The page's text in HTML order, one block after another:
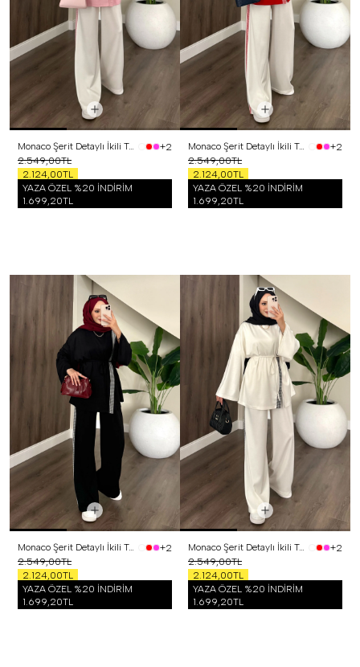
Monaco Şerit Detaylı İkili Takım Pembe
+2
2.549,00TL
2.124,00TL
YAZA ÖZEL %20 İNDİRİM
1.699,20TL
Monaco Şerit Detaylı İkili Takım Kırmızı
+2
2.549,00TL
2.124,00TL
YAZA ÖZEL %20 İNDİRİM
1.699,20TL
Monaco Şerit Detaylı İkili Takım Siyah
+2
2.549,00TL
2.124,00TL
YAZA ÖZEL %20 İNDİRİM
1.699,20TL
Monaco Şerit Detaylı İkili Takım Beyaz
+2
2.549,00TL
2.124,00TL
YAZA ÖZEL %20 İNDİRİM
1.699,20TL